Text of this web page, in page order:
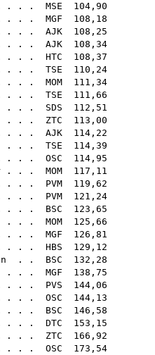
. . . MSE 104,90
. . . MGF 108,18
. . . AJK 108,25
. . . AJK 108,34
. . . HTC 108,37
. . . TSE 110,24
. . . MOM 111,34
. . . TSE 111,66
. . . SDS 112,51
. . . ZTC 113,00
. . . AJK 114,22
. . . TSE 114,39
. . . OSC 114,95
. . . MOM 117,11
. . . PVM 119,62
. . . PVM 121,24
. . . BSC 123,65
. . . MOM 125,66
. . . MGF 126,81
. . . HBS 129,12
. . BSC 132,28
. . . MGF 138,75
. . . PVS 144,06
. . . OSC 144,13
. . . BSC 146,58
. . . DTC 153,15
. . . ZTC 166,92
. . . OSC 173,54